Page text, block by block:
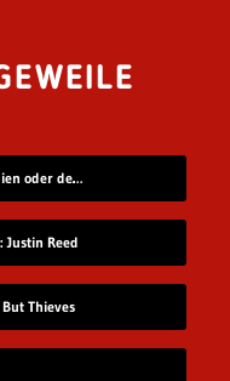
Können Deutsche Leute aus Belgien oder den Niederlanden verstehen?
Reed
Thieves